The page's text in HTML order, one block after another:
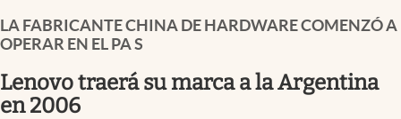
Uruguay
Negocios
Otras secciones
LA FABRICANTE CHINA DE HARDWARE COMENZÓ A
OPERAR EN EL PA S
Lenovo traerá su marca a la Argentina
en 2006